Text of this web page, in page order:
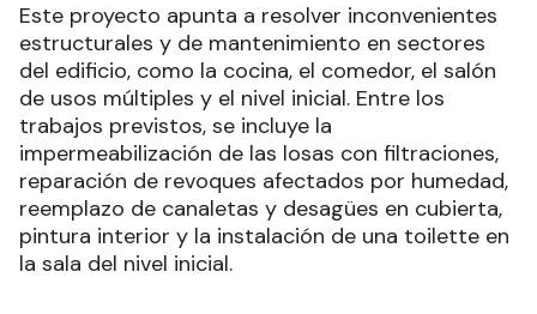
Este proyecto apunta a resolver inconvenientes
estructurales y de mantenimiento en sectores
del edificio, como la cocina, el comedor, el salón
de usos múltiples y el nivel inicial. Entre los
trabajos previstos, se incluye la
impermeabilización de las losas con filtraciones,
reparación de revoques afectados por humedad,
reemplazo de canaletas y desagües en cubierta,
pintura interior y la instalación de una toilette en
la sala del nivel inicial.